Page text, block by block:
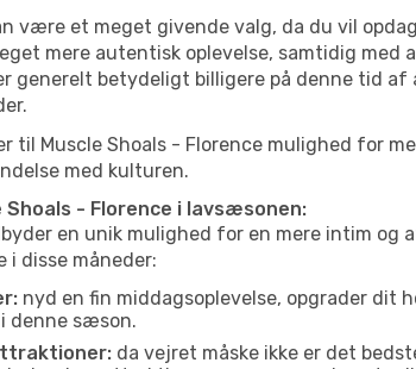
være et meget givende valg, da du vil
mere autentisk oplevelse, samtidig
generelt betydeligt billigere på denne tid
til Muscle Shoals - Florence mulighed for
med kulturen.
- Florence i lavsæsonen:
en unik mulighed for en mere intim og
i disse måneder:
nyd en fin middagsoplevelse, opgrader dit
denne sæson.
da vejret måske ikke er det